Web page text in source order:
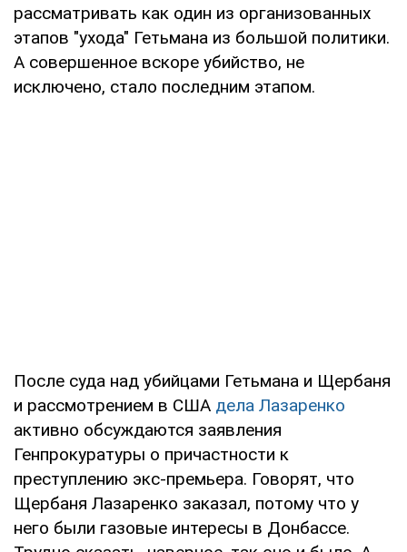
рассматривать как один из организованных
этапов "ухода" Гетьмана из большой политики.
А совершенное вскоре убийство, не
исключено, стало последним этапом.
После суда над убийцами Гетьмана и Щербаня
и рассмотрением в США дела Лазаренко
активно обсуждаются заявления
Генпрокуратуры о причастности к
преступлению экс-премьера. Говорят, что
Щербаня Лазаренко заказал, потому что у
него были газовые интересы в Донбассе.